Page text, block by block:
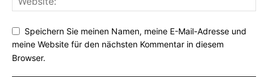
Speichern Sie meinen Namen, meine E-Mail-Adresse und
meine Website für den nächsten Kommentar in diesem
Browser.